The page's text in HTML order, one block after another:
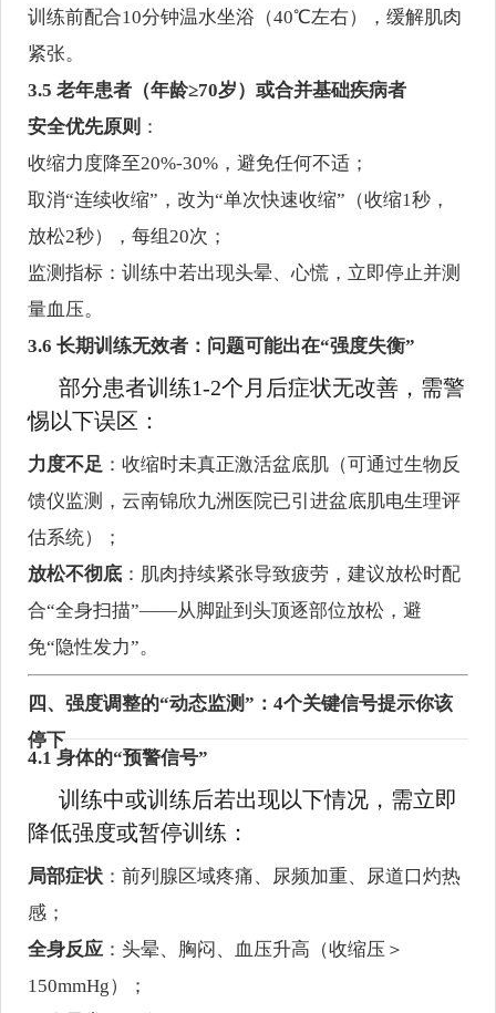
训练前配合10分钟温水坐浴（40℃左右），缓解肌肉
紧张。
3.5 老年患者（年龄≥70岁）或合并基础疾病者
安全优先原则 ：
收缩力度降至20%-30%，避免任何不适；
取消“连续收缩”，改为“单次快速收缩”（收缩1秒，
放松2秒），每组20次；
监测指标：训练中若出现头晕、心慌，立即停止并测
量血压。
3.6 长期训练无效者：问题可能出在“强度失衡”
部分患者训练1-2个月后症状无改善，需警
惕以下误区：
力度不足 ：收缩时未真正激活盆底肌（可通过生物反
馈仪监测，云南锦欣九洲医院已引进盆底肌电生理评
估系统）；
放松不彻底 ：肌肉持续紧张导致疲劳，建议放松时配
合“全身扫描”——从脚趾到头顶逐部位放松，避
免“隐性发力”。
四、强度调整的“动态监测”：4个关键信号提示你该
停下
4.1 身体的“预警信号”
训练中或训练后若出现以下情况，需立即
降低强度或暂停训练：
局部症状 ：前列腺区域疼痛、尿频加重、尿道口灼热
感；
全身反应 ：头晕、胸闷、血压升高（收缩压＞
150mmHg）；